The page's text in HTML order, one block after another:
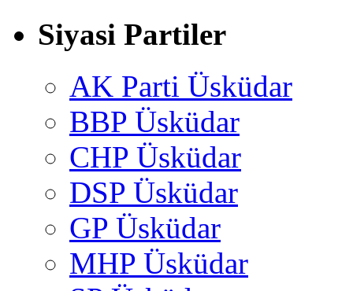
Siyasi Partiler
AK Parti Üsküdar
BBP Üsküdar
CHP Üsküdar
DSP Üsküdar
GP Üsküdar
MHP Üsküdar